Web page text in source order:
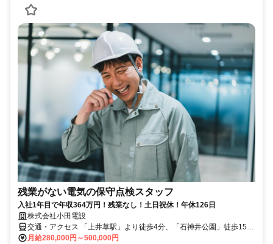
残業がない電気の保守点検スタッフ
入社1年目で年収364万円！残業なし！土日祝休！年休126日
株式会社小田電設
交通・アクセス 「上井草駅」より徒歩4分、「石神井公園」徒歩15分
※現場は関東一円で直行直帰あり
月給280,000円～500,000円